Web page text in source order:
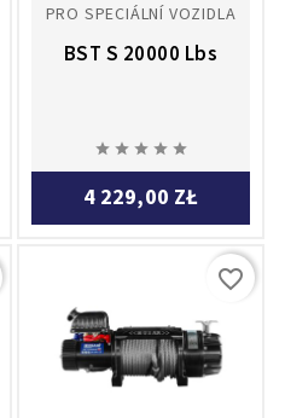
PRO SPECIÁLNÍ VOZIDLA
BST S 20000 Lbs
    
4 229,00 ZŁ
favorite_border